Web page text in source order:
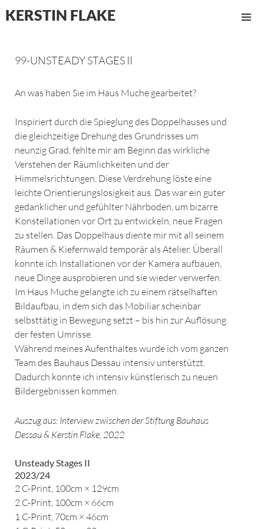
KERSTIN FLAKE
99-UNSTEADY STAGES II
An was haben Sie im Haus Muche gearbeitet?
Inspiriert durch die Spieglung des Doppelhauses und
die gleichzeitige Drehung des Grundrisses um
neunzig Grad, fehlte mir am Beginn das wirkliche
Verstehen der Räumlichkeiten und der
Himmelsrichtungen. Diese Verdrehung löste eine
leichte Orientierungslosigkeit aus. Das war ein guter
gedanklicher und gefühlter Nährboden, um bizarre
Konstellationen vor Ort zu entwickeln, neue Fragen
zu stellen. Das Doppelhaus diente mir mit all seinem
Räumen & Kiefernwald temporär als Atelier. Überall
konnte ich Installationen vor der Kamera aufbauen,
neue Dinge ausprobieren und sie wieder verwerfen.
Im Haus Muche gelangte ich zu einem rätselhaften
Bildaufbau, in dem sich das Mobiliar scheinbar
selbsttätig in Bewegung setzt – bis hin zur Auflösung
der festen Umrisse.
Während meines Aufenthaltes wurde ich vom ganzen
Team des Bauhaus Dessau intensiv unterstützt.
Dadurch konnte ich intensiv künstlerisch zu neuen
Bildergebnissen kommen.
Auszug aus: Interview zwischen der Stiftung Bauhaus
Dessau & Kerstin Flake, 2022
Unsteady Stages II
2023/24
2 C-Print, 100cm × 129cm
2 C-Print, 100cm × 66cm
1 C-Print, 70cm × 46cm